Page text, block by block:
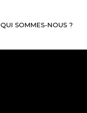
QUI SOMMES-NOUS ?